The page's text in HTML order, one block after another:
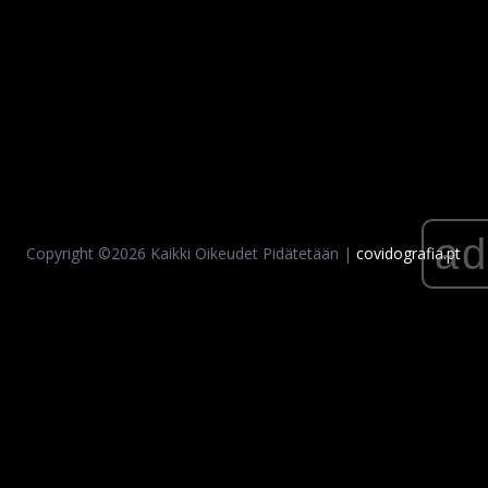
Copyright ©2026 Kaikki Oikeudet Pidätetään | covidografia.ptad